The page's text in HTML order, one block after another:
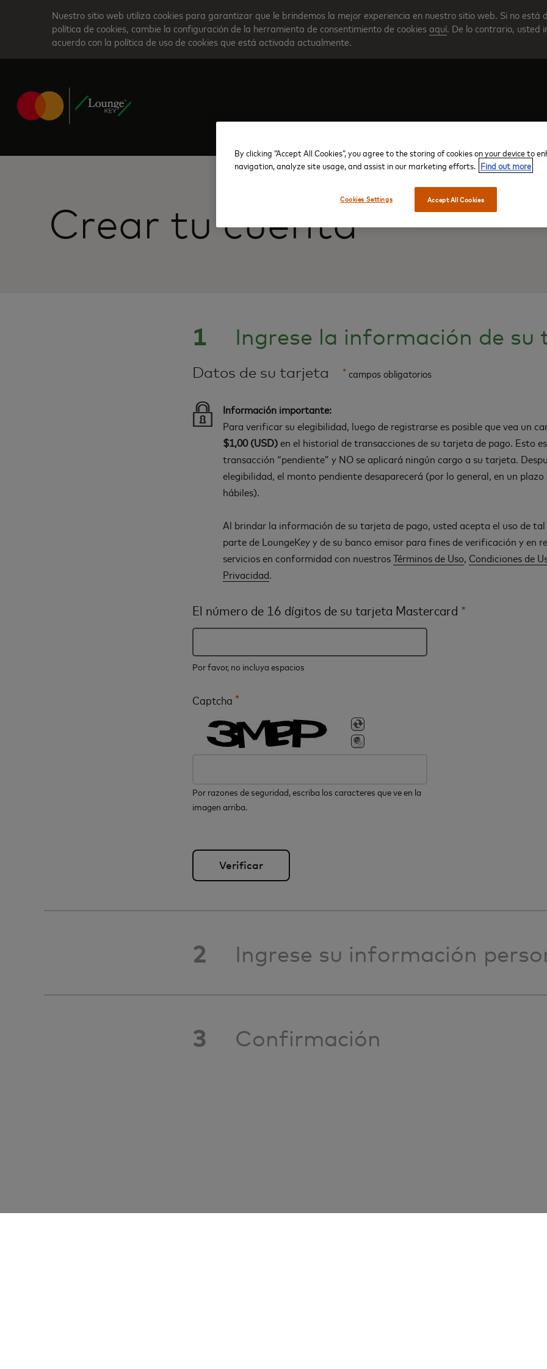
content
Nuestro sitio web utiliza cookies para garantizar que le brindemos la mejor experiencia en nuestro sitio web. Si no está
política de cookies, cambie la configuración de la herramienta de consentimiento de cookies aquí. De lo contrario, usted
acuerdo con la política de uso de cookies que está activada actualmente.
Crear tu cuenta
1 Ingrese la información de su
Datos de su tarjeta *campos obligatorios
Información importante:
Para verificar su elegibilidad, luego de registrarse es posible que vea un
$1,00 (USD)en el historial de transacciones de su tarjeta de pago. Esto
transacción “pendiente” y NO se aplicará ningún cargo a su tarjeta.
elegibilidad, el monto pendiente desaparecerá (por lo general, en un plazo
hábiles).
Al brindar la información de su tarjeta de pago, usted acepta el uso de
parte de LoungeKey y de su banco emisor para fines de verificación y en
servicios en conformidad con nuestrosTérminos de Uso, Condiciones de
Privacidad.
El número de 16 dígitos de su tarjeta Mastercard *
Por favor, no incluya espacios
Captcha *
Por razones de seguridad, escriba los caracteres que ve en la
imagen arriba.
2 Ingrese su información
3 Confirmación
By clicking “Accept All Cookies”, you agree to the storing of cookies on your device to
navigation, analyze site usage, and assist in our marketing efforts.
Find out more
Accept All Cookies
Cookies Settings